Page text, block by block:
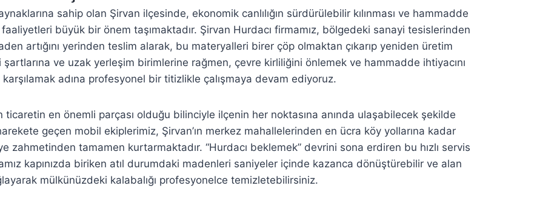
sahip olan Şirvan ilçesinde, ekonomik canlılığın sürdürülebilir kılınması ve hammadde
büyük bir önem taşımaktadır. Şirvan Hurdacı firmamız, bölgedeki sanayi tesislerinden
artığını yerinden teslim alarak, bu materyalleri birer çöp olmaktan çıkarıp yeniden üretim
ve uzak yerleşim birimlerine rağmen, çevre kirliliğini önlemek ve hammadde ihtiyacını
adına profesyonel bir titizlikle çalışmaya devam ediyoruz.
ticaretin en önemli parçası olduğu bilinciyle ilçenin her noktasına anında ulaşabilecek şekilde
geçen mobil ekiplerimiz, Şirvan’ın merkez mahallelerinden en ücra köy yollarına kadar
zahmetinden tamamen kurtarmaktadır. “Hurdacı beklemek” devrini sona erdiren bu hızlı servis
kapınızda biriken atıl durumdaki madenleri saniyeler içinde kazanca dönüştürebilir ve alan
mülkünüzdeki kalabalığı profesyonelce temizletebilirsiniz.